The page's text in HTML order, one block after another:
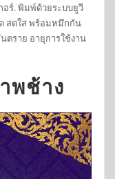
อร์. พิมพ์ด้วยระบบยูวี
สดใส พร้อมหมึกกัน
ตราย อายุการใช้งาน
พช้าง